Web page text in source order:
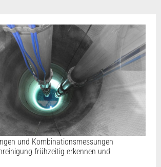
und Kombinationsmessungen
frühzeitig erkennen und